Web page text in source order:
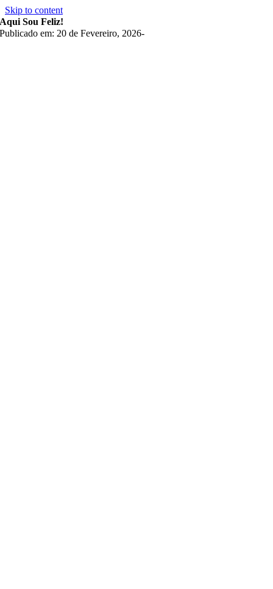
Skip to content
Aqui Sou Feliz!
Publicado em: 20 de Fevereiro, 2026-